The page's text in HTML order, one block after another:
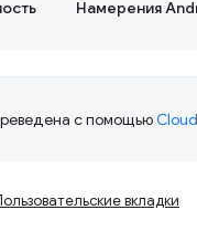
Намерения
с помощью
вкладки